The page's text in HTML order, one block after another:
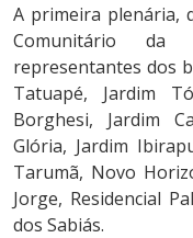
A primeira plenária,
Comunitário da
representantes dos
Tatuapé, Jardim
Borghesi, Jardim
Glória, Jardim
Tarumã, Novo
Jorge, Residencial
dos Sabiás.